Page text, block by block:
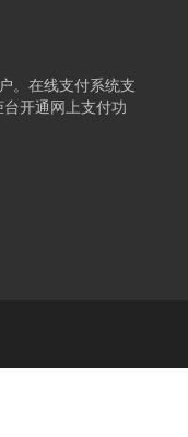
。在线支付系统支
开通网上支付功